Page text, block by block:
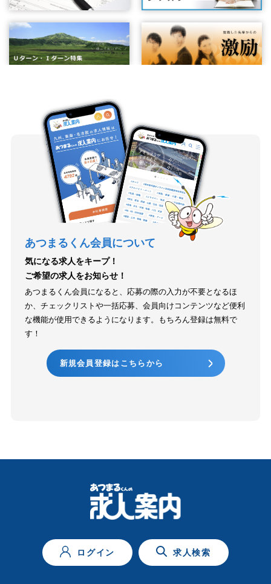
あつまるくん会員について
気になる求人をキープ！
ご希望の求人をお知らせ！
あつまるくん会員になると、応募の際の入力が不要となるほ
か、チェックリストや一括応募、会員向けコンテンツなど便利
な機能が使用できるようになります。もちろん登録は無料で
す！
新規会員登録はこちらから
ログイン 求人検索